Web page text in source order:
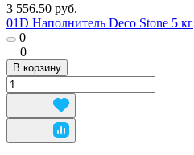
3 556.50 руб.
01D Наполнитель Deco Stone 5 кг
0
0
В корзину